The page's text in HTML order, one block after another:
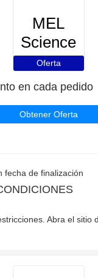
MEL
Science
Oferta
en cada pedido
Obtener Oferta
fecha de finalización
Abra el sitio